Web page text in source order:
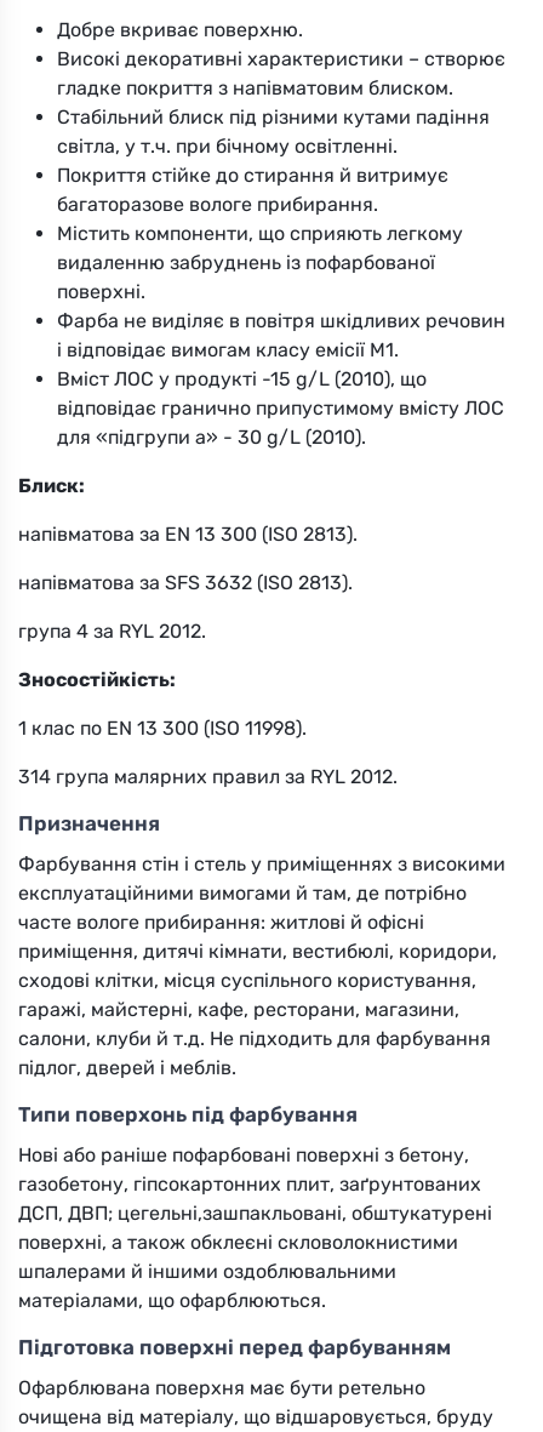
Добре вкриває поверхню.
Високі декоративні характеристики – створює
гладке покриття з напівматовим блиском.
Стабільний блиск під різними кутами падіння
світла, у т.ч. при бічному освітленні.
Покриття стійке до стирання й витримує
багаторазове вологе прибирання.
Містить компоненти, що сприяють легкому
видаленню забруднень із пофарбованої
поверхні.
Фарба не виділяє в повітря шкідливих речовин
і відповідає вимогам класу емісії M1.
Вміст ЛОС у продукті -15 g/L (2010), що
відповідає гранично припустимому вмісту ЛОС
для «підгрупи a» - 30 g/L (2010).
Блиск:
напівматова за EN 13 300 (ISO 2813).
напівматова за SFS 3632 (ISO 2813).
група 4 за RYL 2012.
Зносостійкість:
1 клас по EN 13 300 (ISO 11998).
314 група малярних правил за RYL 2012.
Призначення
Фарбування стін і стель у приміщеннях з високими
експлуатаційними вимогами й там, де потрібно
часте вологе прибирання: житлові й офісні
приміщення, дитячі кімнати, вестибюлі, коридори,
сходові клітки, місця суспільного користування,
гаражі, майстерні, кафе, ресторани, магазини,
салони, клуби й т.д. Не підходить для фарбування
підлог, дверей і меблів.
Типи поверхонь під фарбування
Нові або раніше пофарбовані поверхні з бетону,
газобетону, гіпсокартонних плит, заґрунтованих
ДСП, ДВП; цегельні,зашпакльовані, обштукатурені
поверхні, а також обклеєні скловолокнистими
шпалерами й іншими оздоблювальними
матеріалами, що офарблюються.
Підготовка поверхні перед фарбуванням
Офарблювана поверхня має бути ретельно
очищена від матеріалу, що відшаровується, бруду